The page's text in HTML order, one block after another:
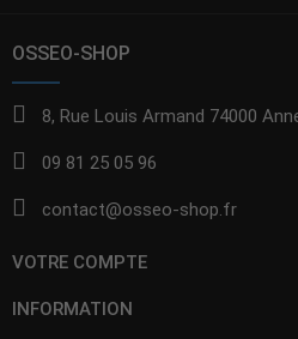
OSSEO-SHOP
8, Rue Louis Armand 74000
09 81 25 05 96
contact@osseo-shop.fr
VOTRE COMPTE
INFORMATION